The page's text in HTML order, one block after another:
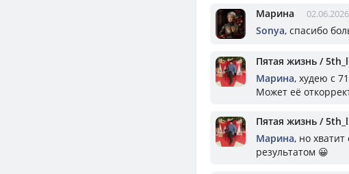
Марина
Sonya, спасибо
Пятая жизнь /
Марина, худею с
Может её
Пятая жизнь /
Марина, но
результатом 😀